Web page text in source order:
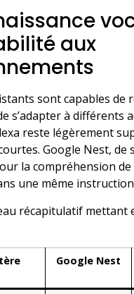
aux
sont capables de
s’adapter à différents
reste légèrement
Google Nest, de
la compréhension de
une même
récapitulatif mettant
Google Nest